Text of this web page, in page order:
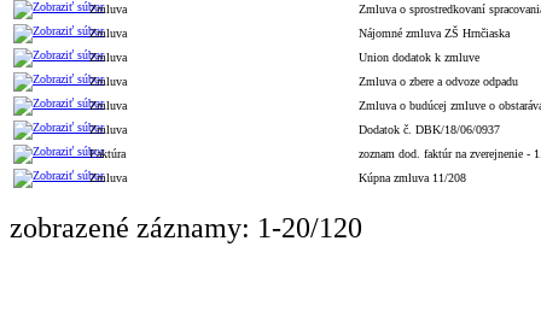
Zmluva
Zmluva o sprostredkovaní
Zmluva
Nájomné zmluva ZŠ Hrnčiaska
Zmluva
Union dodatok k zmluve
Zmluva
Zmluva o zbere a odvoze odpadu
Zmluva
Zmluva o budúcej zmluve o
Zmluva
Dodatok č. DBK/18/06/0937
Faktúra
zoznam dod. faktúr na zverejnenie -
Zmluva
Kúpna zmluva 11/208
zobrazené záznamy: 1-20/120